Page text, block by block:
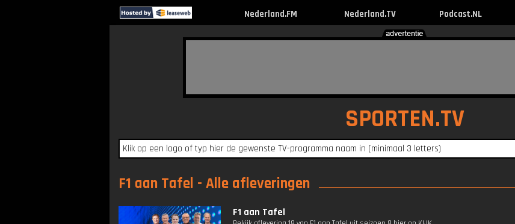
Nederland.FM Nederland.TV Podcast.NL
SPORTEN.TV
F1 aan Tafel - Alle afleveringen
F1 aan Tafel